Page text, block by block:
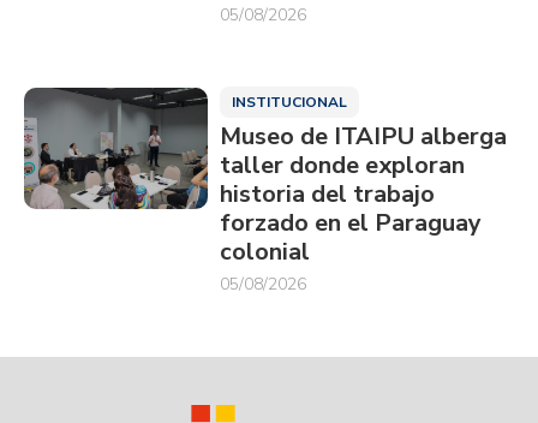
05/08/2026
INSTITUCIONAL
Museo de ITAIPU alberga
taller donde exploran
historia del trabajo
forzado en el Paraguay
colonial
05/08/2026